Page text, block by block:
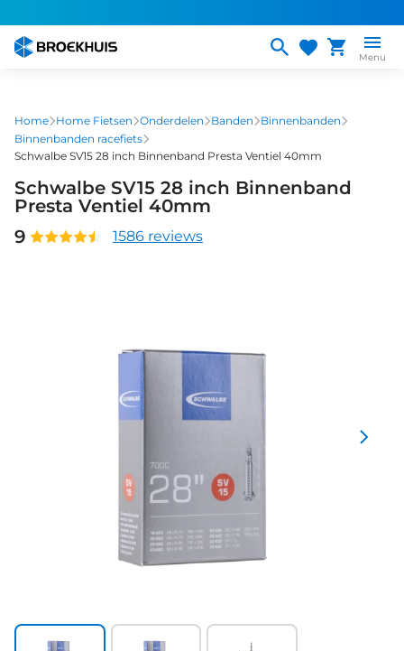
naar
gaan
Menu
Home Home Fietsen Onderdelen Banden
Binnenbanden
Binnenbanden racefiets
Schwalbe SV15 28 inch Binnenband Presta Ventiel 40mm
Schwalbe SV15 28 inch Binnenband
Presta Ventiel 40mm
9
1586 reviews